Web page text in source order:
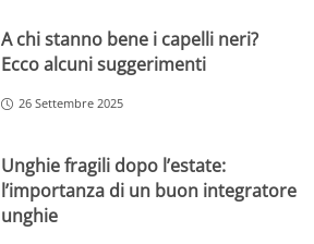
A chi stanno bene i capelli neri?
Ecco alcuni suggerimenti
26 Settembre 2025
Unghie fragili dopo l’estate:
l’importanza di un buon integratore
unghie